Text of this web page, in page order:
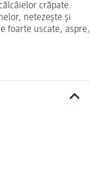
crăpate.
netezește și
foarte uscate, aspre,